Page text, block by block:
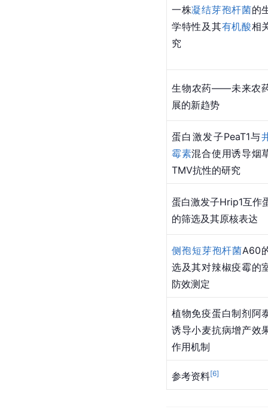
一株凝结芽孢杆菌的
学特性及其有机酸相
究
生物农药——未来农
展的新趋势
蛋白激发子PeaT1与
霉素混合使用诱导烟
TMV抗性的研究
蛋白激发子Hrip1互作
的筛选及其原核表达
侧孢短芽孢杆菌A60
选及其对辣椒疫霉的
防效测定
植物免疫蛋白制剂阿
诱导小麦抗病增产效
作用机制
参考资料[6]